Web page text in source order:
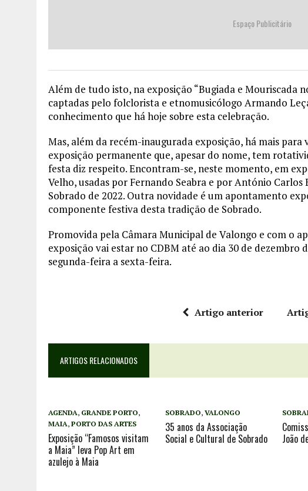
Espaço Publicitário
Além de tudo isto, na exposição “Bugiada e Mouriscada
captadas pelo folclorista e etnomusicólogo Armando
conhecimento que há hoje sobre esta celebração.
Mas, além da recém-inaugurada exposição, há mais para
exposição permanente que, apesar do nome, tem
festa diz respeito. Encontram-se, neste momento, em
Velho, usadas por Fernando Seabra e por António Carlos
Sobrado de 2022. Outra novidade é um apontamento
componente festiva desta tradição de Sobrado.
Promovida pela Câmara Municipal de Valongo e com o
exposição vai estar no CDBM até ao dia 30 de dezembro
segunda-feira a sexta-feira.
Artigo anterior
ARTIGOS RELACIONADOS
AGENDA, GRANDE PORTO,
MAIA, PORTO DAS ARTES
Exposição “Famosos visitam
a Maia” leva Pop Art em
azulejo à Maia
SOBRADO,VALONGO
35 anos da Associação
Social e Cultural de Sobrado
João